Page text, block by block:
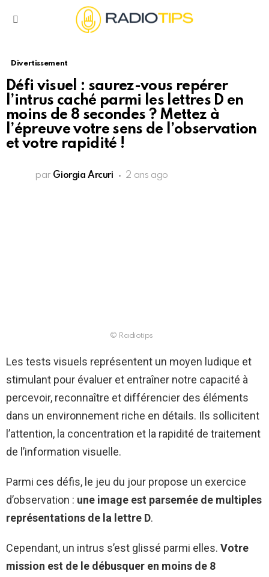
Divertissement
Défi visuel : saurez-vous repérer
l’intrus caché parmi les lettres D en
moins de 8 secondes ? Mettez à
l’épreuve votre sens de l’observation
et votre rapidité !
par Giorgia Arcuri 2 ans ago
© Radiotips
Les tests visuels représentent un moyen ludique et
stimulant pour évaluer et entraîner notre capacité à
percevoir, reconnaître et différencier des éléments
dans un environnement riche en détails. Ils sollicitent
l’attention, la concentration et la rapidité de traitement
de l’information visuelle.
Parmi ces défis, le jeu du jour propose un exercice
d’observation : une image est parsemée de multiples
représentations de la lettre D.
Cependant, un intrus s’est glissé parmi elles. Votre
mission est de le débusquer en moins de 8